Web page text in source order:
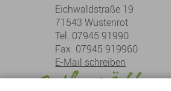
Eichwaldstraße 19
71543 Wüstenrot
Tel. 07945 91990
Fax. 07945 919960
E-Mail schreiben
Rathaus